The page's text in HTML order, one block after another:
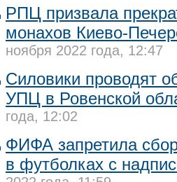
РПЦ призвала
монахов Киево-
ноября 2022 года, 12:47
Силовики проводят
УПЦ в Ровенской
года, 12:02
ФИФА запретила
в футболках с